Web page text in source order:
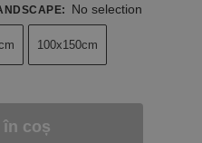
: No selection
100x150cm
în coș